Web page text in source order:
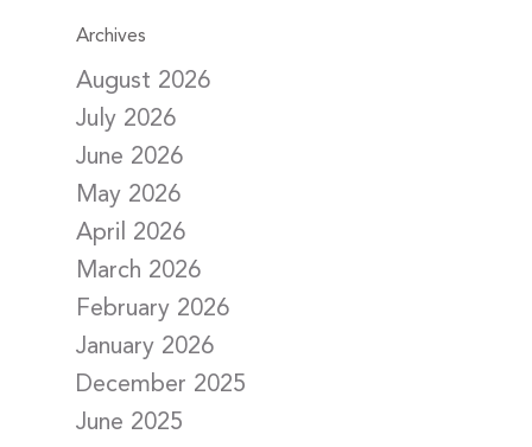
Archives
August 2026
July 2026
June 2026
May 2026
April 2026
March 2026
February 2026
January 2026
December 2025
June 2025